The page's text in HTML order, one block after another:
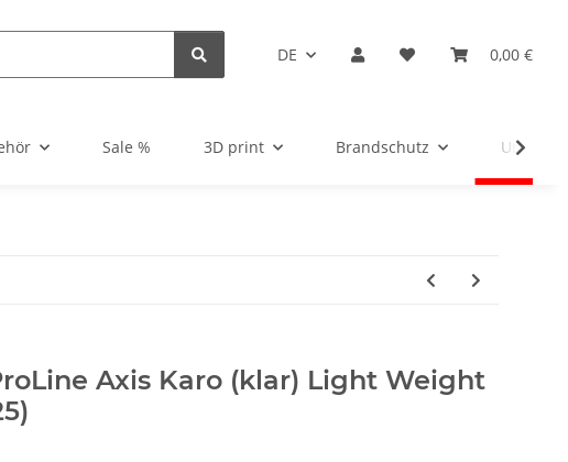
DE 0,00 €
Sale % 3D print Brandschutz
Axis Karo (klar) Light Weight